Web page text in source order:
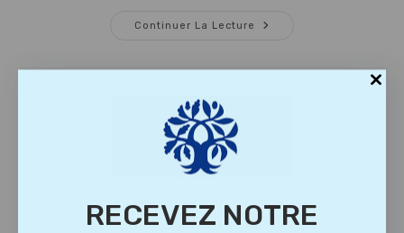
Continuer La Lecture
Exposition
FESTIVAL PRISE DE PAROLES
– 6ème EDITION JUILLET 2026
RECEVEZ NOTRE